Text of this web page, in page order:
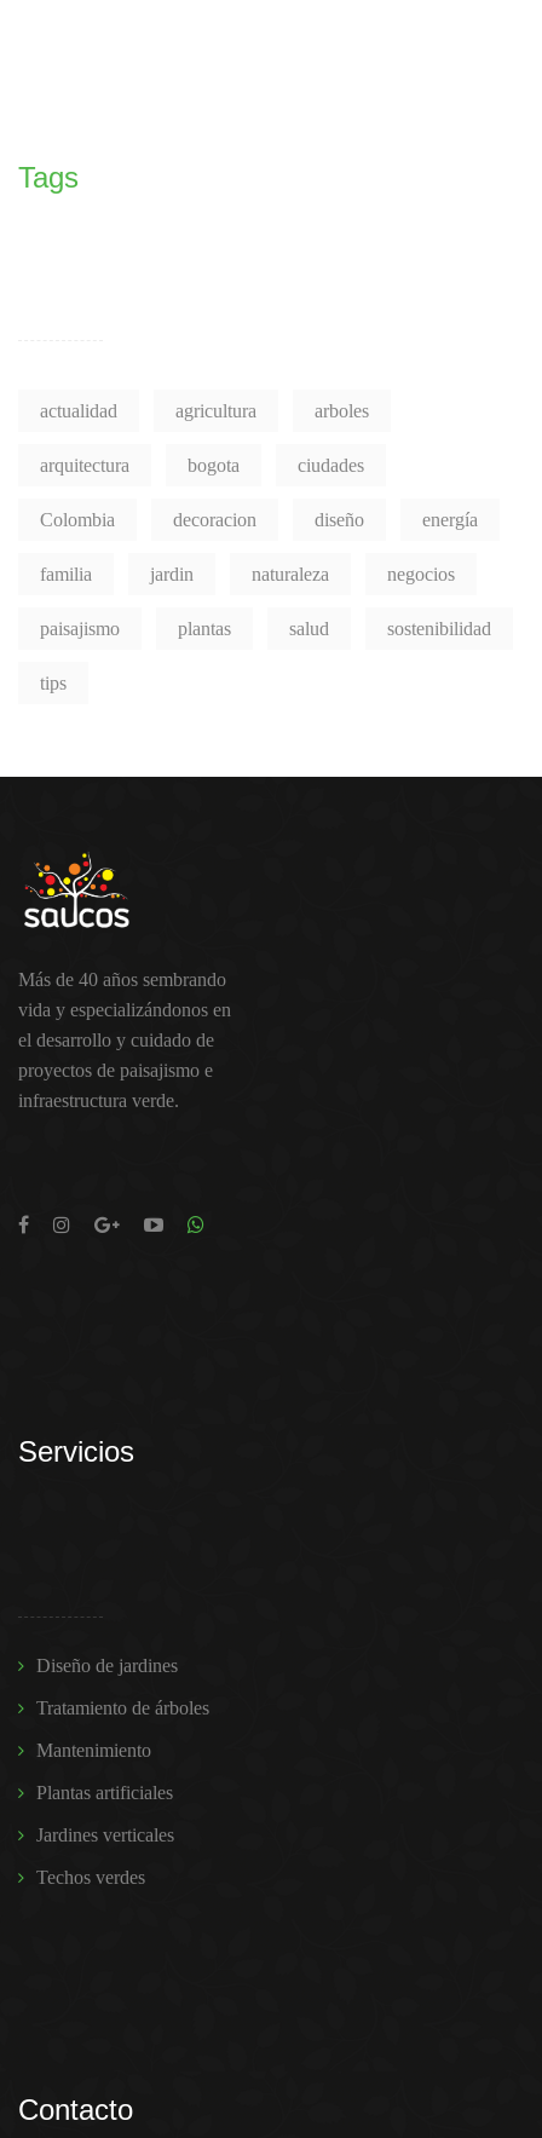
Tags
actualidad agricultura arboles
arquitectura bogota ciudades
Colombia decoracion diseño energía
familia jardin naturaleza negocios
paisajismo plantas salud sostenibilidad
tips
Más de 40 años sembrando
vida y especializándonos en
el desarrollo y cuidado de
proyectos de paisajismo e
infraestructura verde.
Servicios
Diseño de jardines
Tratamiento de árboles
Mantenimiento
Plantas artificiales
Jardines verticales
Techos verdes
Contacto